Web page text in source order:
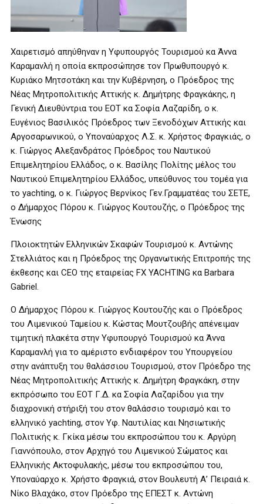
Χαιρετισμό απηύθηναν η Υφυπουργός Τουρισμού κα Άννα
Καραμανλή η οποία εκπροσώπησε τον Πρωθυπουργό κ.
Κυριάκο Μητσοτάκη και την Κυβέρνηση, ο Πρόεδρος της
Νέας Μητροπολιτικής Αττικής κ. Δημήτρης Φραγκάκης, η
Γενική Διευθύντρια του ΕΟΤ κα Σοφία Λαζαρίδη, ο κ.
Ευγένιος Βασιλικός Πρόεδρος των Ξενοδόχων Αττικής και
Αργοσαρωνικού, ο Υποναύαρχος Λ.Σ. κ. Χρήστος Φραγκιάς, ο
κ. Γιώργος Αλεξανδράτος Πρόεδρος του Ναυτικού
Επιμελητηρίου Ελλάδος, ο κ. Βασίλης Πολίτης μέλος του
Ναυτικού Επιμελητηρίου Ελλάδος, υπεύθυνος του τομέα για
το yachting, ο κ. Γιώργος Βερνίκος Γεν.Γραμματέας του ΣΕΤΕ,
ο Δήμαρχος Πόρου κ. Γιώργος Κουτουζής, ο Πρόεδρος της
Ένωσης
Πλοιοκτητών Ελληνικών Σκαφών Τουρισμού κ. Αντώνης
Στελλιάτος και η Πρόεδρος της Οργανωτικής Επιτροπής της
έκθεσης και CEO της εταιρείας FX YACHTING κα Barbara
Gabriel.
Ο Δήμαρχος Πόρου κ. Γιώργος Κουτουζής και ο Πρόεδρος
του Λιμενικού Ταμείου κ. Κώστας Μουτζουβής απένειμαν
τιμητική πλακέτα στην Υφυπουργό Τουρισμού κα Άννα
Καραμανλή για το αμέριστο ενδιαφέρον του Υπουργείου
στην ανάπτυξη του θαλάσσιου Τουρισμού, στον Πρόεδρο της
Νέας Μητροπολιτικής Αττικής κ. Δημήτρη Φραγκάκη, στην
εκπρόσωπο του ΕΟΤ Γ.Δ. κα Σοφία Λαζαρίδου για την
διαχρονική στήριξή του στον θαλάσσιο τουρισμό και το
ελληνικό yachting, στον Υφ. Ναυτιλίας και Νησιωτικής
Πολιτικής κ. Γκίκα μέσω του εκπροσώπου του κ. Αργύρη
Γιαννόπουλο, στον Αρχηγό του Λιμενικού Σώματος και
Ελληνικής Ακτοφυλακής, μέσω του εκπροσώπου του,
Υποναύαρχο κ. Χρήστο Φραγκιά, στον Βουλευτή Α’ Πειραιά κ.
Νίκο Βλαχάκο, στον Πρόεδρο της ΕΠΕΣΤ κ. Αντώνη